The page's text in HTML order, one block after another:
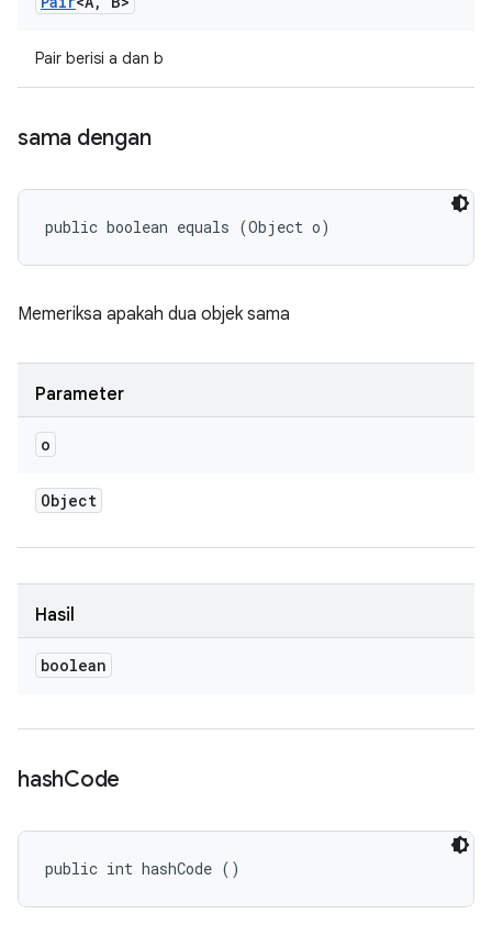
Pair berisi a dan b
sama dengan
public boolean equals (Object o)
Memeriksa apakah dua objek sama
Parameter
o
Object
Hasil
boolean
hashCode
public int hashCode ()